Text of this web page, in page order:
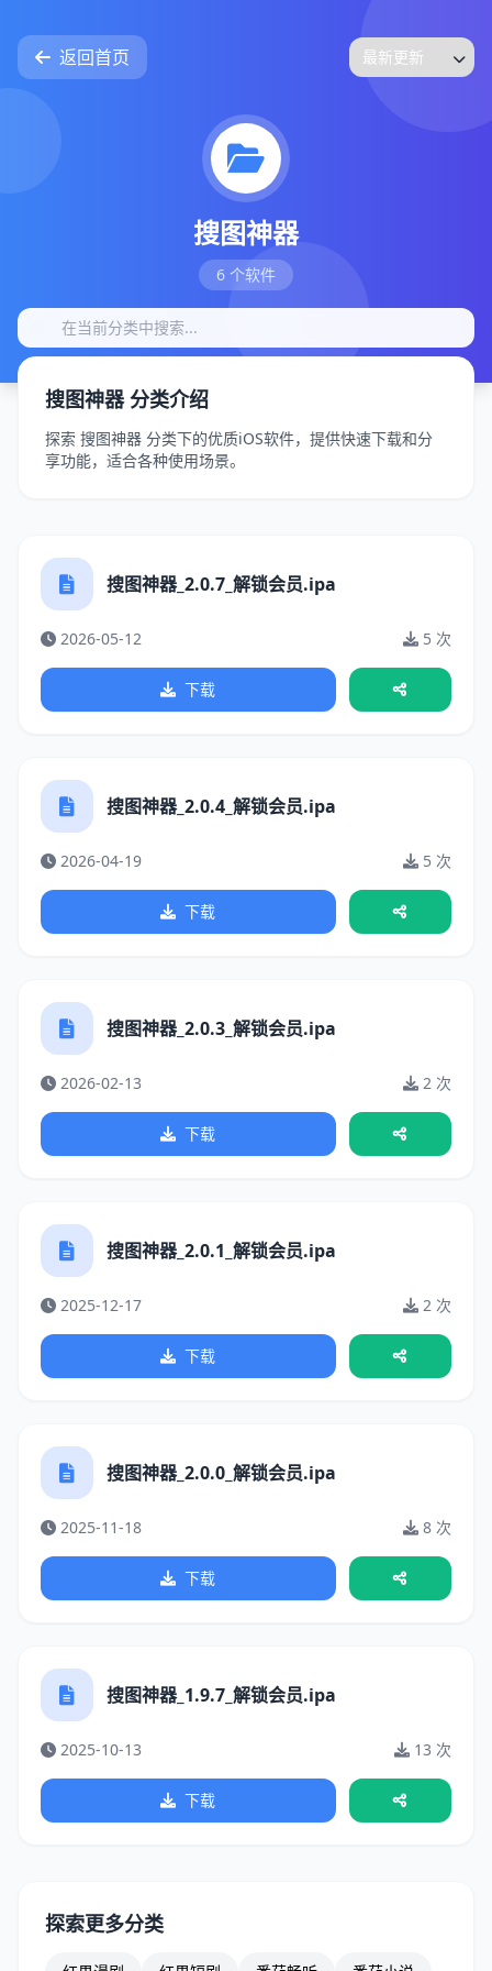
返回首页
搜图神器
6 个软件
搜图神器 分类介绍
探索 搜图神器 分类下的优质iOS软件，提供快速下载和分
享功能，适合各种使用场景。
搜图神器_2.0.7_解锁会员.ipa
2026-05-12 5 次
下载
搜图神器_2.0.4_解锁会员.ipa
2026-04-19 5 次
下载
搜图神器_2.0.3_解锁会员.ipa
2026-02-13 2 次
下载
搜图神器_2.0.1_解锁会员.ipa
2025-12-17 2 次
下载
搜图神器_2.0.0_解锁会员.ipa
2025-11-18 8 次
下载
搜图神器_1.9.7_解锁会员.ipa
2025-10-13 13 次
下载
探索更多分类